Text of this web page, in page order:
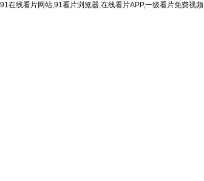
91在线看片网站,91看片浏览器,在线看片APP,一级看片免费视频